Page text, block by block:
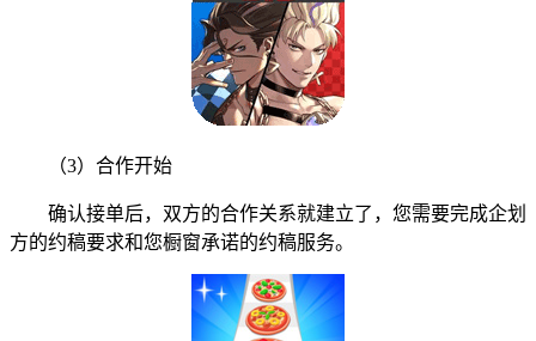
（3）合作开始
确认接单后，双方的合作关系就建立了，您需要完成企划
方的约稿要求和您橱窗承诺的约稿服务。